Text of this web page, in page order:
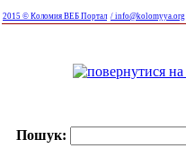
2015 © Коломия ВЕБ Портал / info@kolomyya.org
Пошук: